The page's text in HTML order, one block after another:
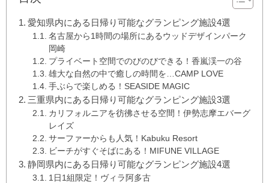
愛知県内にある日帰り可能なグランピング施設4選
名古屋から1時間の場所にあるウッドデザインパーク
岡崎
プライベート空間でのびのびできる！香嵐渓一の谷
雄大な自然の中で癒しの時間を…CAMP LOVE
手ぶらで楽しめる！SEASIDE MAGIC
三重県内にある日帰り可能なグランピング施設3選
カリフォルニアを彷彿させる空間！伊勢志摩エバーグ
レイズ
サーファーからも人気！Kabuku Resort
ビーチがすぐそばにある！MIFUNE VILLAGE
静岡県内にある日帰り可能なグランピング施設4選
1日1組限定！ヴィラ阿多古